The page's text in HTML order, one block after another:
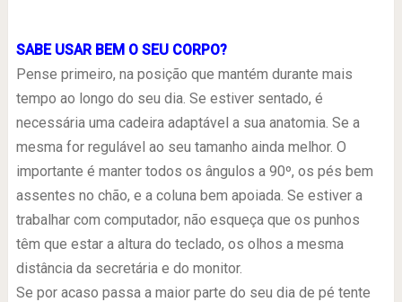
SABE USAR BEM O SEU CORPO?
Pense primeiro, na posição que mantém durante mais
tempo ao longo do seu dia. Se estiver sentado, é
necessária uma cadeira adaptável a sua anatomia. Se a
mesma for regulável ao seu tamanho ainda melhor. O
importante é manter todos os ângulos a 90º, os pés bem
assentes no chão, e a coluna bem apoiada. Se estiver a
trabalhar com computador, não esqueça que os punhos
têm que estar a altura do teclado, os olhos a mesma
distância da secretária e do monitor.
Se por acaso passa a maior parte do seu dia de pé tente